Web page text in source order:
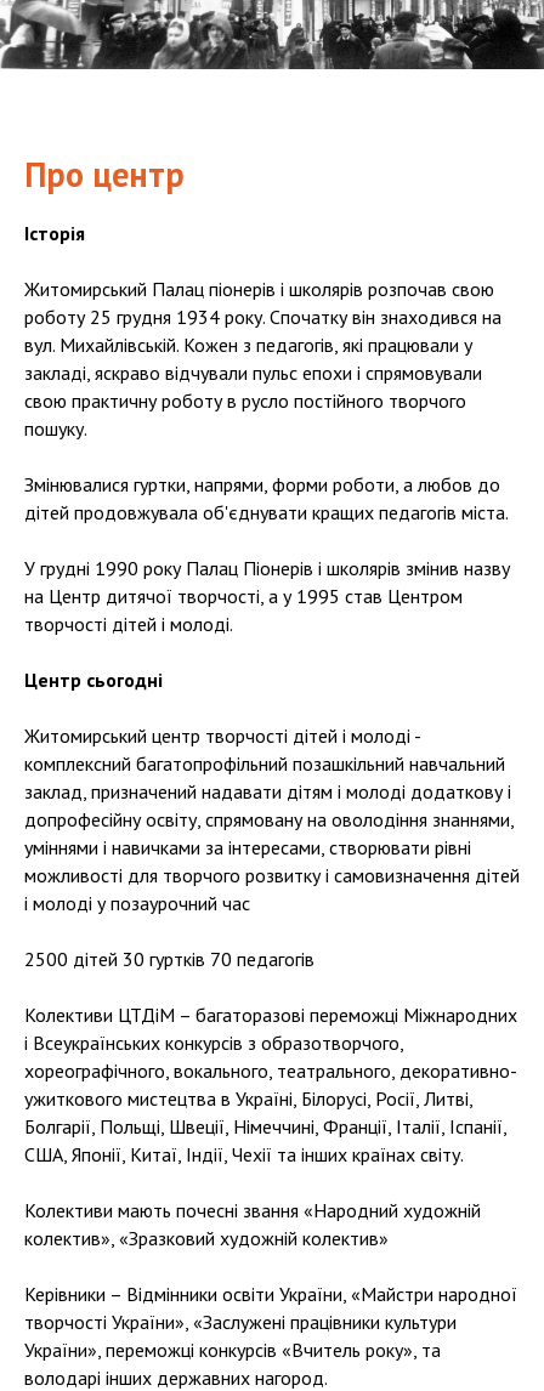
Про центр
Історія
Житомирський Палац піонерів і школярів розпочав свою
роботу 25 грудня 1934 року. Спочатку він знаходився на
вул. Михайлівській. Кожен з педагогів, які працювали у
закладі, яскраво відчували пульс епохи і спрямовували
свою практичну роботу в русло постійного творчого
пошуку.
Змінювалися гуртки, напрями, форми роботи, а любов до
дітей продовжувала об'єднувати кращих педагогів міста.
У грудні 1990 року Палац Піонерів і школярів змінив назву
на Центр дитячої творчості, а у 1995 став Центром
творчості дітей і молоді.
Центр сьогодні
Житомирський центр творчості дітей і молоді -
комплексний багатопрофільний позашкільний навчальний
заклад, призначений надавати дітям і молоді додаткову і
допрофесійну освіту, спрямовану на оволодіння знаннями,
уміннями і навичками за інтересами, створювати рівні
можливості для творчого розвитку і самовизначення дітей
і молоді у позаурочний час
2500 дітей 30 гуртків 70 педагогів
Колективи ЦТДіМ – багаторазові переможці Міжнародних
і Всеукраїнських конкурсів з образотворчого,
хореографічного, вокального, театрального, декоративно-
ужиткового мистецтва в Україні, Білорусі, Росії, Литві,
Болгарії, Польщі, Швеції, Німеччині, Франції, Італії, Іспанії,
США, Японії, Китаї, Індії, Чехії та інших країнах світу.
Колективи мають почесні звання «Народний художній
колектив», «Зразковий художній колектив»
Керівники – Відмінники освіти України, «Майстри народної
творчості України», «Заслужені працівники культури
України», переможці конкурсів «Вчитель року», та
володарі інших державних нагород.